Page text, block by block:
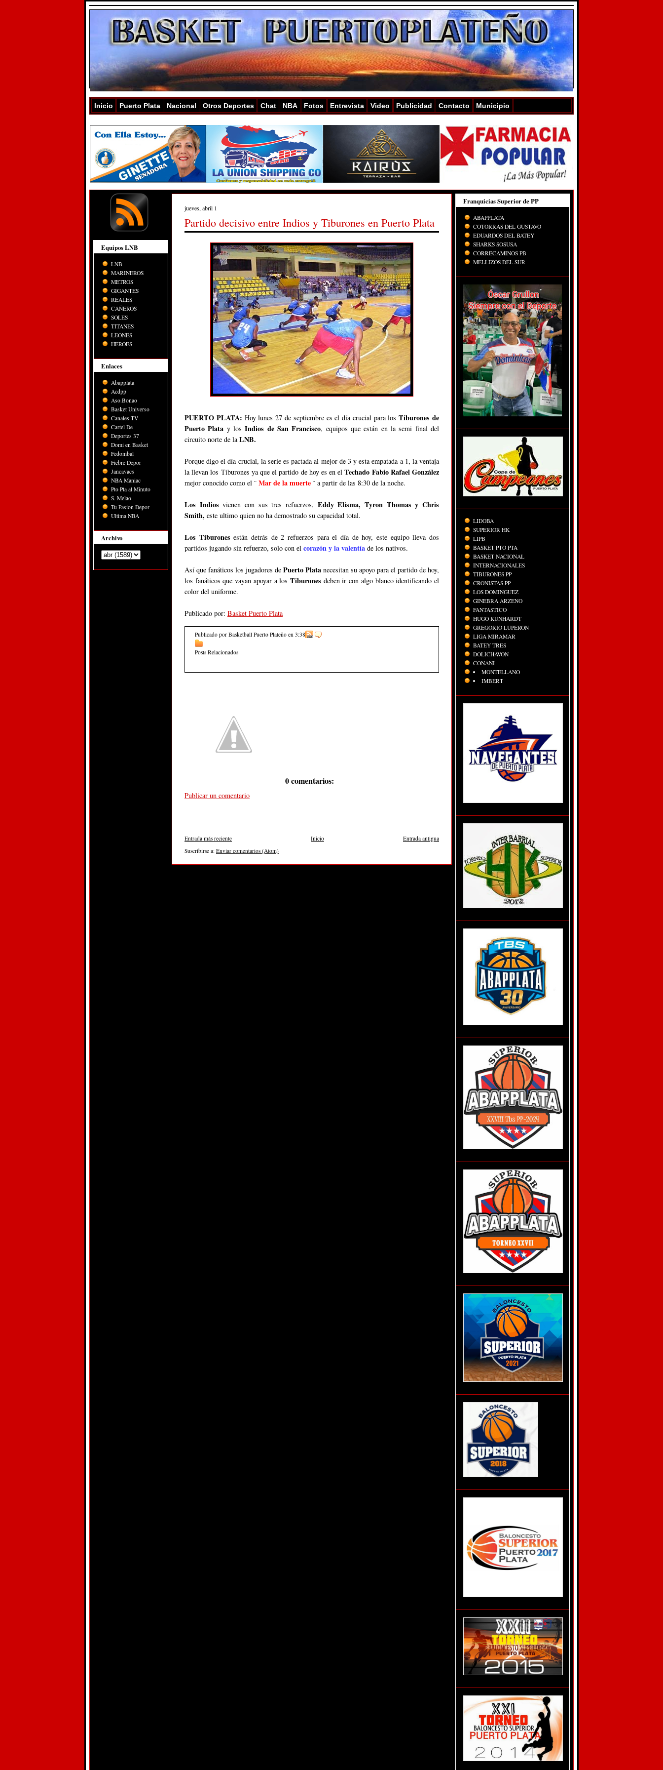
Inicio Puerto Plata Nacional Otros Deportes Chat NBA Fotos Entrevista Video Publicidad Contacto Municipio
Equipos LNB
LNB
MARINEROS
METROS
GIGANTES
REALES
CAÑEROS
SOLES
TITANES
LEONES
HEROES
Enlaces
Abapplata
Acdpp
Aso.Bonao
Basket Universo
Canales TV
Cartel De
Deportes 37
Domi en Basket
Fedombal
Fiebre Depor
Jancavacs
NBA Maniac
Pto Pta al Minuto
S. Melao
Tu Pasion Depor
Ultima NBA
Archivo
jueves, abril 1
Partido decisivo entre Indios y Tiburones en Puerto Plata
PUERTO PLATA: Hoy lunes 27 de septiembre es el día crucial para losTiburones de
Puerto Plata y losIndios de San Francisco, equipos que están en la semi final del
circuito norte de laLNB.
Porque digo el día crucial, la serie es pactada al mejor de 3 y esta empatada a 1, la ventaja
la llevan los Tiburones ya que el partido de hoy es en elTechado Fabio Rafael González
mejor conocido como el ¨ Mar de la muerte ¨ a partir de las 8:30 de la noche.
Los Indios vienen con sus tres refuerzos, Eddy Elisma, Tyron Thomas y Chris
Smith, este ultimo quien no ha demostrado su capacidad total.
Los Tiburonesestán detrás de 2 refuerzos para el día de hoy, este equipo lleva dos
partidos jugando sin refuerzo, solo con el corazón y la valentía de los nativos.
Así que fanáticos los jugadores de Puerto Plata necesitan su apoyo para el partido de hoy,
los fanáticos que vayan apoyar a los Tiburones deben ir con algo blanco identificando el
color del uniforme.
Publicado por: Basket Puerto Plata
Publicado por Basketball Puerto Plateño en 3:38
Posts Relacionados
0 comentarios:
Publicar un comentario
Entrada más reciente Entrada antigua
Inicio
Suscribirse a: Enviar comentarios (Atom)
Franquicias Superior de PP
ABAPPLATA
COTORRAS DEL GUSTAVO
EDUARDOS DEL BATEY
SHARKS SOSUSA
CORRECAMINOS PB
MELLIZOS DEL SUR
LIDOBA
SUPERIOR HK
LIPB
BASKET PTO PTA
BASKET NACIONAL
INTERNACIONALES
TIBURONES PP
CRONISTAS PP
LOS DOMINGUEZ
GINEBRA ARZENO
FANTASTICO
HUGO KUNHARDT
GREGORIO LUPERON
LIGA MIRAMAR
BATEY TRES
DOLICHAVON
CONANI
MONTELLANO
IMBERT